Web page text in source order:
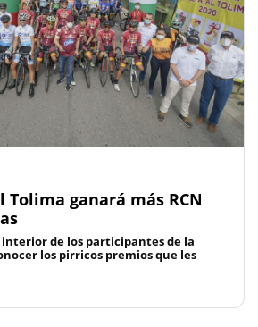
Tolima ganará más RCN
de los participantes de la
los pirricos premios que les